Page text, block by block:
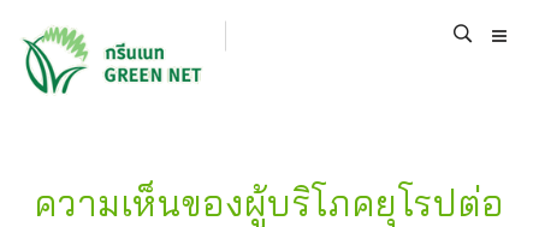
ความเห็นของผู้บริโภคยุโรปต่อ